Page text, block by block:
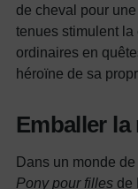
de cheval pour
tenues stimulent la
ordinaires en
héroïne de sa
Emballer
Dans un monde
Pony pour filles de